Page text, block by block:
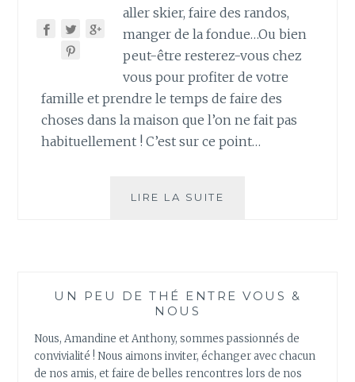
aller skier, faire des randos,
manger de la fondue…Ou bien
peut-être resterez-vous chez
vous pour profiter de votre
famille et prendre le temps de faire des
choses dans la maison que l’on ne fait pas
habituellement ! C’est sur ce point…
LIRE LA SUITE
RÉUTILISER
THÉ
USAGÉ
!
UN PEU DE THÉ ENTRE VOUS &
NOUS
Nous, Amandine et Anthony, sommes passionnés de
convivialité ! Nous aimons inviter, échanger avec chacun
de nos amis, et faire de belles rencontres lors de nos